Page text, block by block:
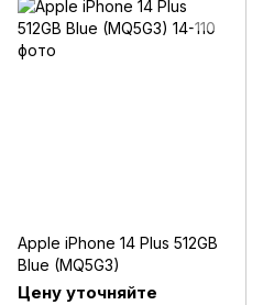
Apple iPhone 14 Plus 512GB
Blue (MQ5G3)
Цену уточняйте